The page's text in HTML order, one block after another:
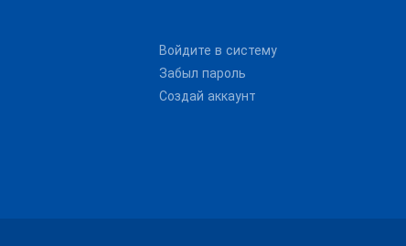
Войдите в систему
Забыл пароль
Создай аккаунт